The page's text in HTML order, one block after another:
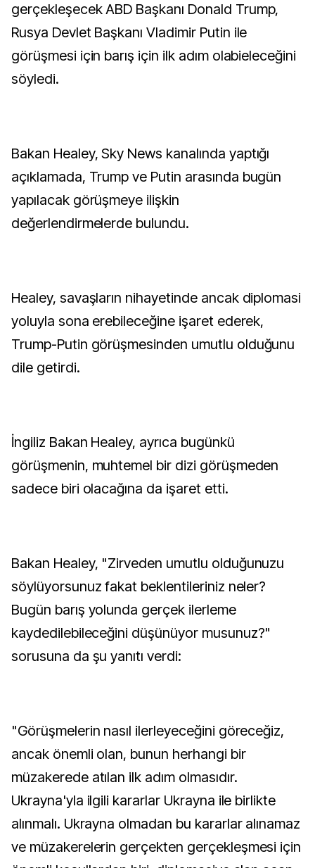
gerçekleşecek ABD Başkanı Donald Trump,
Rusya Devlet Başkanı Vladimir Putin ile
görüşmesi için barış için ilk adım olabieleceğini
söyledi.
Bakan Healey, Sky News kanalında yaptığı
açıklamada, Trump ve Putin arasında bugün
yapılacak görüşmeye ilişkin
değerlendirmelerde bulundu.
Healey, savaşların nihayetinde ancak diplomasi
yoluyla sona erebileceğine işaret ederek,
Trump-Putin görüşmesinden umutlu olduğunu
dile getirdi.
İngiliz Bakan Healey, ayrıca bugünkü
görüşmenin, muhtemel bir dizi görüşmeden
sadece biri olacağına da işaret etti.
Bakan Healey, "Zirveden umutlu olduğunuzu
söylüyorsunuz fakat beklentileriniz neler?
Bugün barış yolunda gerçek ilerleme
kaydedilebileceğini düşünüyor musunuz?"
sorusuna da şu yanıtı verdi:
"Görüşmelerin nasıl ilerleyeceğini göreceğiz,
ancak önemli olan, bunun herhangi bir
müzakerede atılan ilk adım olmasıdır.
Ukrayna'yla ilgili kararlar Ukrayna ile birlikte
alınmalı. Ukrayna olmadan bu kararlar alınamaz
ve müzakerelerin gerçekten gerçekleşmesi için